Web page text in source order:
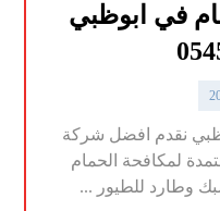
في ابوظبي
نقدم افضل شركة
لمكافحة الحمام
وطارد للطيور ...